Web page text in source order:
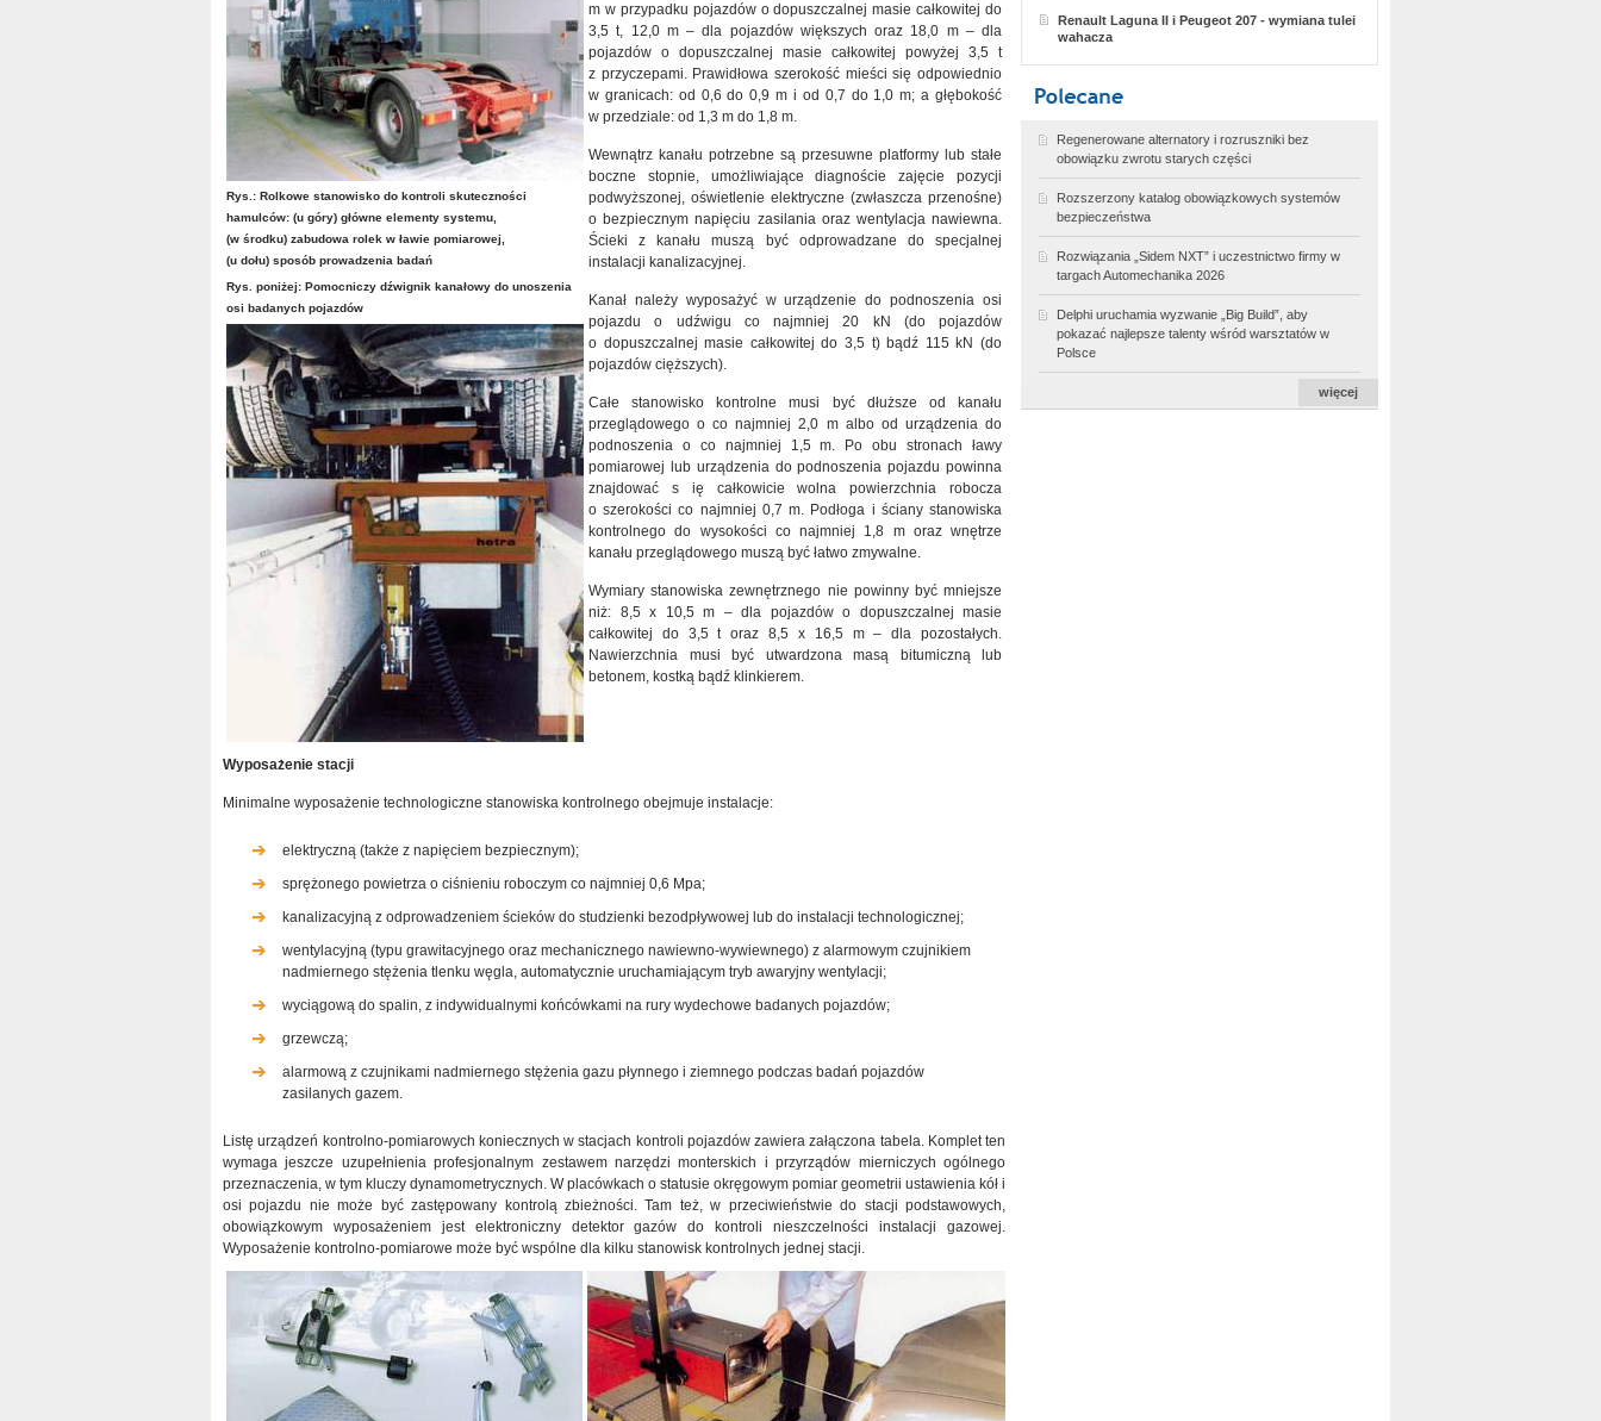
m w przypadku pojazdów o dopuszczalnej masie całkowitej do
3,5 t, 12,0 m – dla pojazdów większych oraz 18,0 m – dla
pojazdów o dopuszczalnej masie całkowitej powyżej 3,5 t
z przyczepami. Prawidłowa szerokość mieści się odpowiednio
w granicach: od 0,6 do 0,9 m i od 0,7 do 1,0 m; a głębokość
w przedziale: od 1,3 m do 1,8 m.
Wewnątrz kanału potrzebne są przesuwne platformy lub stałe
boczne stopnie, umożliwiające diagnoście zajęcie pozycji
podwyższonej, oświetlenie elektryczne (zwłaszcza przenośne)
o bezpiecznym napięciu zasilania oraz wentylacja nawiewna.
Ścieki z kanału muszą być odprowadzane do specjalnej
instalacji kanalizacyjnej.
Kanał należy wyposażyć w urządzenie do podnoszenia osi
pojazdu o udźwigu co najmniej 20 kN (do pojazdów
o dopuszczalnej masie całkowitej do 3,5 t) bądź 115 kN (do
pojazdów cięższych).
Całe stanowisko kontrolne musi być dłuższe od kanału
przeglądowego o co najmniej 2,0 m albo od urządzenia do
podnoszenia o co najmniej 1,5 m. Po obu stronach ławy
pomiarowej lub urządzenia do podnoszenia pojazdu powinna
znajdować s ię całkowicie wolna powierzchnia robocza
o szerokości co najmniej 0,7 m. Podłoga i ściany stanowiska
kontrolnego do wysokości co najmniej 1,8 m oraz wnętrze
kanału przeglądowego muszą być łatwo zmywalne.
Wymiary stanowiska zewnętrznego nie powinny być mniejsze
niż: 8,5 x 10,5 m – dla pojazdów o dopuszczalnej masie
całkowitej do 3,5 t oraz 8,5 x 16,5 m – dla pozostałych.
Nawierzchnia musi być utwardzona masą bitumiczną lub
betonem, kostką bądź klinkierem.
Rys.: Rolkowe stanowisko do kontroli skuteczności
hamulców: (u góry) główne elementy systemu,
(w środku) zabudowa rolek w ławie pomiarowej,
(u dołu) sposób prowadzenia badań
Rys. poniżej: Pomocniczy dźwignik kanałowy do unoszenia
osi badanych pojazdów
Wyposażenie stacji
Minimalne wyposażenie technologiczne stanowiska kontrolnego obejmuje instalacje:
elektryczną (także z napięciem bezpiecznym);
sprężonego powietrza o ciśnieniu roboczym co najmniej 0,6 Mpa;
kanalizacyjną z odprowadzeniem ścieków do studzienki bezodpływowej lub do instalacji technologicznej;
wentylacyjną (typu grawitacyjnego oraz mechanicznego nawiewno-wywiewnego) z alarmowym czujnikiem
nadmiernego stężenia tlenku węgla, automatycznie uruchamiającym tryb awaryjny wentylacji;
wyciągową do spalin, z indywidualnymi końcówkami na rury wydechowe badanych pojazdów;
grzewczą;
alarmową z czujnikami nadmiernego stężenia gazu płynnego i ziemnego podczas badań pojazdów
zasilanych gazem.
Listę urządzeń kontrolno-pomiarowych koniecznych w stacjach kontroli pojazdów zawiera załączona tabela. Komplet ten
wymaga jeszcze uzupełnienia profesjonalnym zestawem narzędzi monterskich i przyrządów mierniczych ogólnego
przeznaczenia, w tym kluczy dynamometrycznych. W placówkach o statusie okręgowym pomiar geometrii ustawienia kół i
osi pojazdu nie może być zastępowany kontrolą zbieżności. Tam też, w przeciwieństwie do stacji podstawowych,
obowiązkowym wyposażeniem jest elektroniczny detektor gazów do kontroli nieszczelności instalacji gazowej.
Wyposażenie kontrolno-pomiarowe może być wspólne dla kilku stanowisk kontrolnych jednej stacji.
Renault Laguna II i Peugeot 207 - wymiana tulei
wahacza
Regenerowane alternatory i rozruszniki bez
obowiązku zwrotu starych części
Rozszerzony katalog obowiązkowych systemów
bezpieczeństwa
Rozwiązania „Sidem NXT” i uczestnictwo firmy w
targach Automechanika 2026
Delphi uruchamia wyzwanie „Big Build”, aby
pokazać najlepsze talenty wśród warsztatów w
Polsce
więcej